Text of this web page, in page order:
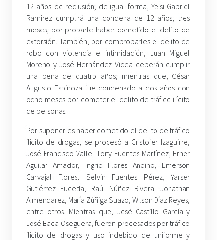
12 años de reclusión; de igual forma, Yeisi Gabriel
Ramírez cumplirá una condena de 12 años, tres
meses, por probarle haber cometido el delito de
extorsión. También, por comprobarles el delito de
robo con violencia e intimidación, Juan Miguel
Moreno y José Hernández Videa deberán cumplir
una pena de cuatro años; mientras que, César
Augusto Espinoza fue condenado a dos años con
ocho meses por cometer el delito de tráfico ilícito
de personas.
Por suponerles haber cometido el delito de tráfico
ilícito de drogas, se procesó a Cristofer Izaguirre,
José Francisco Valle, Tony Fuentes Martínez, Erner
Aguilar Amador, Ingrid Flores Andino, Emerson
Carvajal Flores, Selvin Fuentes Pérez, Yarser
Gutiérrez Euceda, Raúl Núñez Rivera, Jonathan
Almendarez, María Zúñiga Suazo, Wilson Díaz Reyes,
entre otros. Mientras que, José Castillo García y
José Baca Oseguera, fueron procesados por tráfico
ilícito de drogas y uso indebido de uniforme y